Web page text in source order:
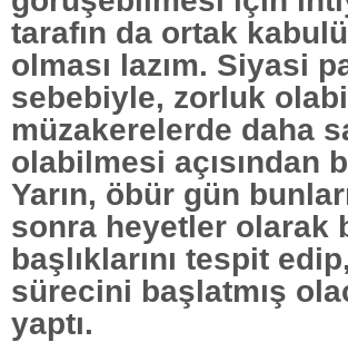
tarafın da ortak
olması lazım. Siyasi
sebebiyle, zorluk
müzakerelerde daha
olabilmesi açısından
Yarın, öbür gün
sonra heyetler olarak
başlıklarını tespit
sürecini başlatmış
yaptı.